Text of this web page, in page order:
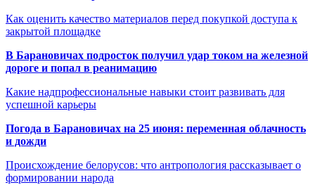
Как оценить качество материалов перед покупкой доступа к
закрытой площадке
В Барановичах подросток получил удар током на железной
дороге и попал в реанимацию
Какие надпрофессиональные навыки стоит развивать для
успешной карьеры
Погода в Барановичах на 25 июня: переменная облачность
и дожди
Происхождение белорусов: что антропология рассказывает о
формировании народа